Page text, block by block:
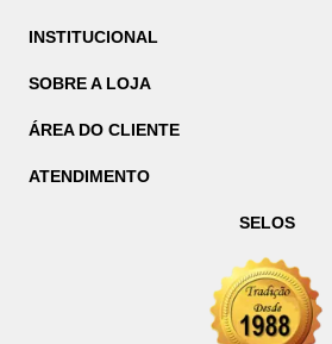
INSTITUCIONAL
SOBRE A LOJA
ÁREA DO CLIENTE
ATENDIMENTO
SELOS